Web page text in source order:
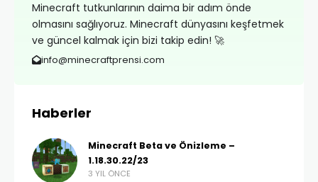
Minecraft tutkunlarının daima bir adım önde
olmasını sağlıyoruz. Minecraft dünyasını keşfetmek
ve güncel kalmak için bizi takip edin! 🚀
info@minecraftprensi.com
Haberler
Minecraft Beta ve Önizleme –
1.18.30.22/23
3 YIL ÖNCE